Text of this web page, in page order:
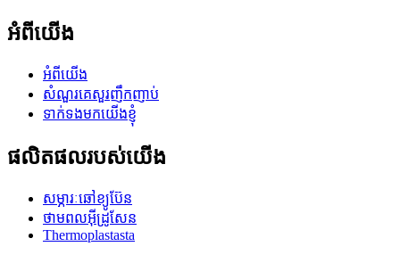
អំពីយើង
អំពីយើង
សំណួរគេសួរញឹកញាប់
ទាក់ទងមកយើងខ្ញុំ
ផលិតផលរបស់យើង
សម្ភារៈឆៅខ្យូប៊ែន
ថាមពលអ៊ីដ្រូសែន
Thermoplastasta